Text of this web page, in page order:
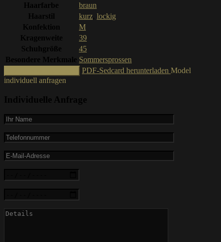
Haarfarbe
braun
Haarstil
kurz lockig
Konfektion
M
Kragenweite
39
Schuhgröße
45
Besondere Merkmale Sommersprossen
PDF-Sedcard herunterladen Model
individuell anfragen
Individuelle Anfrage